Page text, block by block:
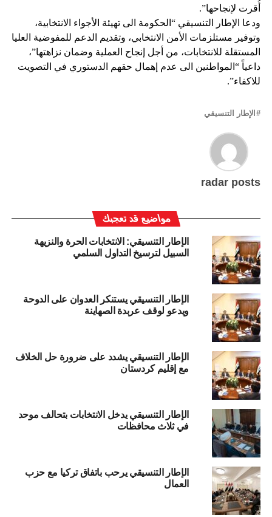
أُقرت لإنجاحها”.
ودعا الإطار التنسيقي “الحكومة الى تهيئة الأجواء الانتخابية،
وتوفير مستلزمات الأمن الانتخابي، وتقديم الدعم للمفوضية العليا
المستقلة للانتخابات، من أجل إنجاح العملية وضمان نزاهتها”،
داعياً “المواطنين الى عدم إهمال حقهم الدستوري في التصويت
للاكفاء”.
الإطار التنسيقي
radar posts
مواضيع قد تعجبك
الإطار التنسيقي: الانتخابات الحرة والنزيهة
السبيل لترسيخ التداول السلمي
الإطار التنسيقي يستنكر العدوان على الدوحة
ويدعو لوقف عربدة الصهاينة
الإطار التنسيقي يشدد على ضرورة حل الخلاف
مع إقليم كردستان
الإطار التنسيقي يدخل الانتخابات بتحالف موحد
في ثلاث محافظات
الإطار التنسيقي يرحب باتفاق تركيا مع حزب
العمال